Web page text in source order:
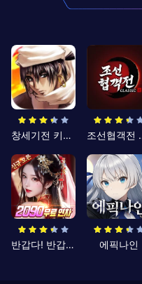
창세기전 키우기 조선
반갑다! 반갑삼국지 에픽나인